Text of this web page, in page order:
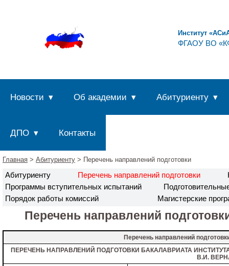
Институт
ФГАОУ ВО
Новости Об академии Абитуриенту
ДПО Контакты
Главная > Абитуриенту > Перечень направлений подготовки
Абитуриенту Перечень направлений подготовки
Программы вступительных испытаний
Порядок работы комиссий
Магистерские
Перечень направлений
Перечень направлений
ПЕРЕЧЕНЬ НАПРАВЛЕНИЙ ПОДГОТОВКИ БАКАЛАВРИАТА
В.И.